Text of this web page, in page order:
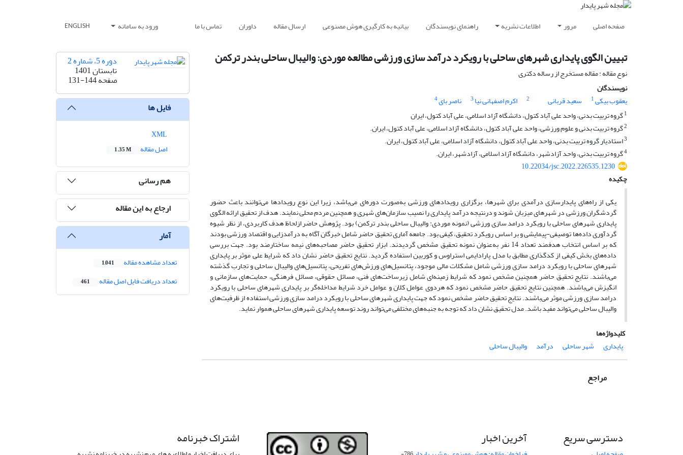
صفحه اصلی مرور اطلاعات نشریه راهنمای نویسندگان بیانیه به کارگیری هوش مصنوعی ارسال مقاله داوران تماس با ما ورود به سامانه ENGLISH
تبیین الگوی پایداری شهرهای ساحلی با رویکرد درآمد سازی ورزشی مطالعه موردی: والیبال ساحلی بندر ترکمن
نوع مقاله : مقاله مستخرج از رساله دکتری
نویسندگان
یعقوب بیکی1 سعید قربانی 2 اکرم اصفهانی نیا 3 ناصر بای4
1گروه تربیت بدنی، واحد علی آباد کتول، دانشگاه آزاد اسلامی، علی آباد کتول، ایران
2گروه تربیت بدنی و علوم ورزشی، واحد علی آباد کتول، دانشگاه آزاد اسلامی، علی آباد کتول، ایران.
3استادیار گروه تربیت بدنی، واحد علی آباد کتول، دانشگاه آزاد اسلامی، علی آباد کتول، ایران.
4گروه تربیت بدنی، واحد آزادشهر، دانشگاه آزاد اسلامی، آزادشهر، ایران.
10.22034/jsc.2022.226535.1230
چکیده
یکی از راه‌های پایدارسازی درآمدی برای شهرها، برگزاری رویدادهای ورزشی به‌صورت دوره‌ای می‌باشد، زیرا این نوع رویدادها می‌توانند باعث حضور
گردشگران ورزشی در شهرهای میزبان شوند و درنتیجه درآمد پایداری را نصیب سازمان‌های شهری و همچنین مردم محلی نمایند. هدف از تحقیق ارائه الگوی
پایداری شهرهای ساحلی با رویکرد درامد سازی ورزشی (نمونه موردی: والیبال ساحلی بندر ترکمن) بود. پژوهش حاضر ازلحاظ هدف کاربردی، از نظر شیوه
گردآوری داده‌ها توصیفی-پیمایشی و بر اساس رویکرد تحقیق، کیفی بود. جامعه آماری تحقیق حاضر شامل خبرگان آگاه به درآمدزایی و اقتصاد ورزشی بودند
که بر اساس انتخاب هدفمند تعداد 14 نفر به‌عنوان نمونه تحقیق مشخص گردیدند. ابزار تحقیق حاضر مصاحبه‌های نیمه ساختارمند بود. جهت بررسی
داده‌های بخش کیفی از کدگذاری مطابق با مدل پارادایمی استراوس و کوربین استفاده گردید. نتایج تحقیق حاضر نشان داد که شرایط علی موثر بر پایداری
شهرهای ساحلی با رویکرد درامد سازی ورزشی شامل مشکلات مالی موجود، پتانسیل‌های ورزش‌های تفریحی، پتانسیل‌های والیبال ساحلی و تجارب گذشته
می‌باشند. نتایج تحقیق حاضر همچنین مشخص نمود که شرایط زمینه‌ای شامل زیرساخت‌های فنی، مسائل حقوقی، مسائل فرهنگی، حمایت‌های سازمانی و
انگیزش می‌باشند. همچنین نتایج تحقیق حاضر مشخص نمود که هردوی عوامل کلان و عوامل خرد شرایط مداخله‌گر بر پایداری شهرهای ساحلی با رویکرد
درامد سازی ورزشی موثر می‌باشند. نتایج تحقیق حاضر مشخص نمود که جهت پایداری شهرهای ساحلی با رویکرد درامد سازی ورزشی استفاده از ظرفیت‌های
والیبال ساحلی می‌تواند مفید باشد. مدل تحقیق نشان داد که توجه به جنبه‌های مختلفی می‌تواند روند توسعه پایداری شهرهای ساحلی هموار نماید.
کلیدواژه‌ها
پایداری
شهر ساحلی درآمد والیبال ساحلی
مراجع
دوره 5، شماره 2
تابستان 1401
صفحه131-144
فایل ها
اصل مقاله
1.35 M
هم رسانی
ارجاع به این مقاله
آمار
تعداد مشاهده مقاله 1,041
تعداد دریافت فایل اصل مقاله 461
دسترسی سریع آخرین اخبار اشتراک خبرنامه